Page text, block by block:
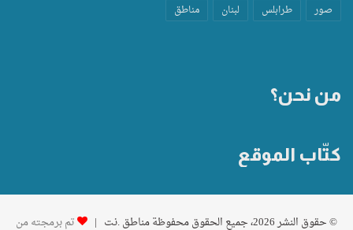
صور
طرابلس لبنان مناطق
من نحن؟
كتّاب الموقع
© حقوق النشر 2026، جميع الحقوق محفوظة مناطق .نت | تم برمجته من